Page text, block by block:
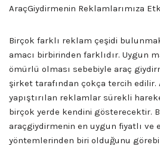
AraçGiydirmenin Reklamlarımıza
Birçok farklı reklam çeşidi
amacı birbirinden farklıdır. Uygun
ömürlü olması sebebiyle araç
şirket tarafından çokça tercih edilir.
yapıştırılan reklamlar sürekli
birçok yerde kendini gösterecektir.
araçgiydirmenin en uygun fiyatlı ve
yöntemlerinden biri olduğunu